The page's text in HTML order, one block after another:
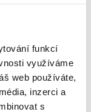
funkcí
využíváme
web používáte,
inzerci a
s
a analýz.
tak
a
šíří.